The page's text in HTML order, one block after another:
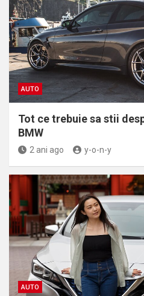
AUTO
Tot ce trebuie sa stii
BMW
2 ani ago y-o-n-y
AUTO